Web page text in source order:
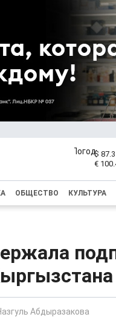
$
€
ОБЩЕСТВО КУЛЬТУРА
Абдыразакова